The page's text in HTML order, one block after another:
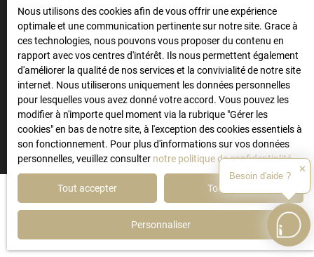
EXCELLENT
13 AVIS
Nous utilisons des cookies afin de vous offrir une expérience
optimale et une communication pertinente sur notre site. Grace à
ces technologies, nous pouvons vous proposer du contenu en
rapport avec vos centres d'intérêt. Ils nous permettent également
d'améliorer la qualité de nos services et la convivialité de notre site
internet. Nous utiliserons uniquement les données personnelles
pour lesquelles vous avez donné votre accord. Vous pouvez les
modifier à n'importe quel moment via la rubrique ″Gérer les
cookies″ en bas de notre site, à l'exception des cookies essentiels à
son fonctionnement. Pour plus d'informations sur vos données
personnelles, veuillez consulter notre politique de confidentialité.
Tout accepter Tout refuser
Personnaliser
Besoin d'aide ?
✕